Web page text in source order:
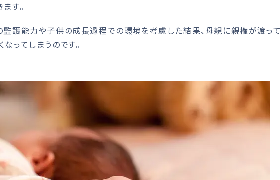
す。
護能力や子供の成長過程での環境を考慮した結果、母親に親権が渡って
ってしまうのです。